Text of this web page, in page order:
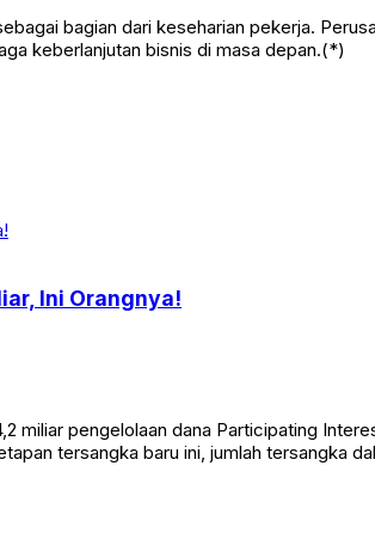
bagian dari keseharian pekerja.
keberlanjutan bisnis di masa depan.(*)
Ini Orangnya!
miliar pengelolaan dana Participating
tersangka baru ini, jumlah tersangka